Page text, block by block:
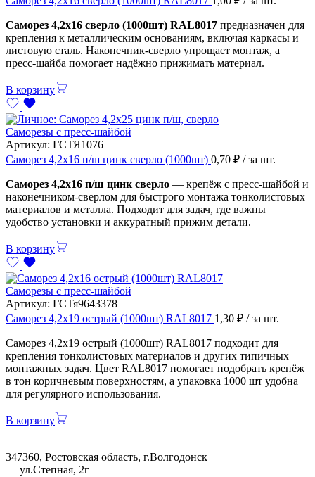
Саморез 4,2х16 сверло (1000шт) RAL8017 предназначен для
крепления к металлическим основаниям, включая каркасы и
листовую сталь. Наконечник-сверло упрощает монтаж, а
пресс-шайба помогает надёжно прижимать материал.
В корзину
Саморезы с пресс-шайбой
Артикул: ГСТЯ1076
Саморез 4,2х16 п/ш цинк сверло (1000шт) 0,70 ₽ / за шт.
Саморез 4,2х16 п/ш цинк сверло — крепёж с пресс-шайбой и
наконечником-сверлом для быстрого монтажа тонколистовых
материалов и металла. Подходит для задач, где важны
удобство установки и аккуратный прижим детали.
В корзину
Саморезы с пресс-шайбой
Артикул: ГСТя9643378
Саморез 4,2х19 острый (1000шт) RAL8017 1,30 ₽ / за шт.
Саморез 4,2х19 острый (1000шт) RAL8017 подходит для
крепления тонколистовых материалов и других типичных
монтажных задач. Цвет RAL8017 помогает подобрать крепёж
в тон коричневым поверхностям, а упаковка 1000 шт удобна
для регулярного использования.
В корзину
347360, Ростовская область, г.Волгодонск
— ул.Степная, 2г